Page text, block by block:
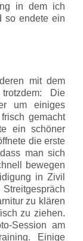
in dem ich
so endete ein
mit dem
Die
um einiges
gemacht
ein schöner
die erste
man sich
bewegen
in Zivil
zu klären
zu ziehen.
Session am
Einige